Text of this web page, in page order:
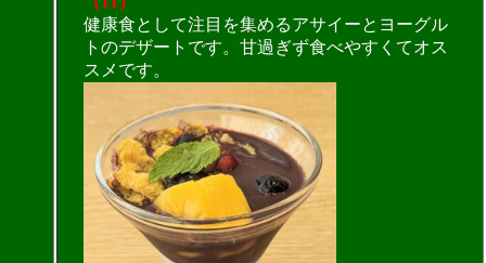
健康食として注目を集めるアサイーとヨーグル
トのデザートです。甘過ぎず食べやすくてオス
スメです。